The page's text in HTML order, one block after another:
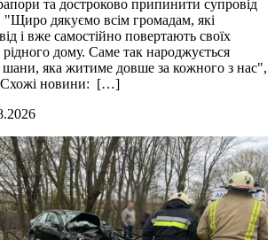
та достроково припинити супровід
"Щиро дякуємо всім громадам, які
і вже самостійно повертають своїх
рідного дому. Саме так народжується
шани, яка житиме довше за кожного з нас",
Схожі новини: […]